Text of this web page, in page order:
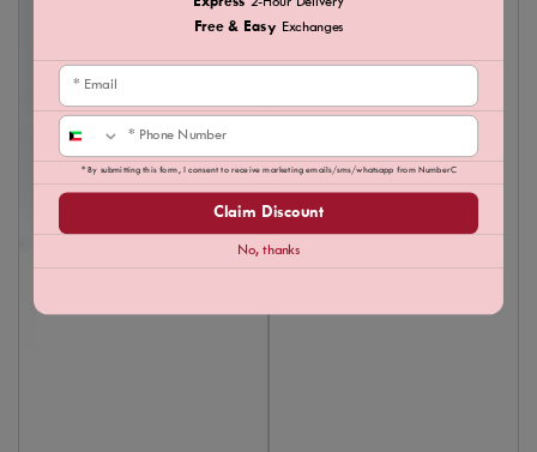
Free & Easy Exchanges
Email
Phone
* By submitting this form, I consent to receive marketing emails/sms/whatsapp from NumberC
Claim Discount
No, thanks